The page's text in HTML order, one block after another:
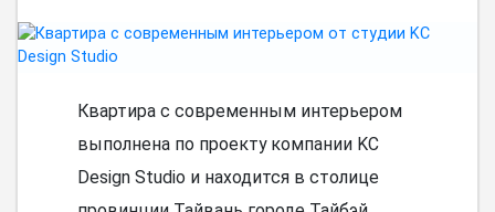
Квартира с современным интерьером
выполнена по проекту компании KC
Design Studio и находится в столице